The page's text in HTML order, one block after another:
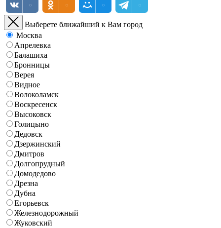
Выберете ближайший к Вам город
Москва
Апрелевка
Балашиха
Бронницы
Верея
Видное
Волоколамск
Воскресенск
Высоковск
Голицыно
Дедовск
Дзержинский
Дмитров
Долгопрудный
Домодедово
Дрезна
Дубна
Егорьевск
Железнодорожный
Жуковский